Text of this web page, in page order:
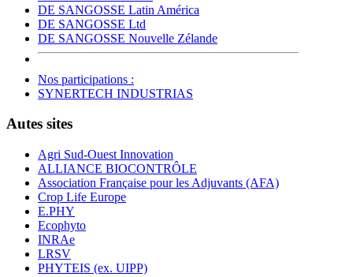
DE SANGOSSE Latin América
DE SANGOSSE Ltd
DE SANGOSSE Nouvelle Zélande
Nos participations :
SYNERTECH INDUSTRIAS
Autes sites
Agri Sud-Ouest Innovation
ALLIANCE BIOCONTRÔLE
Association Française pour les Adjuvants (AFA)
Crop Life Europe
E.PHY
Ecophyto
INRAe
LRSV
PHYTEIS (ex. UIPP)